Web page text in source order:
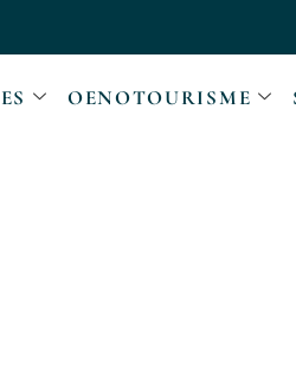
OENOTOURISME